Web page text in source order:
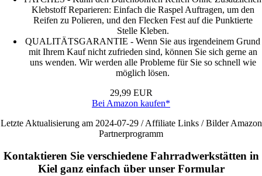
Klebstoff Reparieren: Einfach die Raspel Auftragen, um den
Reifen zu Polieren, und den Flecken Fest auf die Punktierte
Stelle Kleben.
QUALITÄTSGARANTIE - Wenn Sie aus irgendeinem Grund
mit Ihrem Kauf nicht zufrieden sind, können Sie sich gerne an
uns wenden. Wir werden alle Probleme für Sie so schnell wie
möglich lösen.
29,99 EUR
Bei Amazon kaufen*
Letzte Aktualisierung am 2024-07-29 / Affiliate Links / Bilder Amazon
Partnerprogramm
Kontaktieren Sie verschiedene Fahrradwerkstätten in
Kiel ganz einfach über unser Formular